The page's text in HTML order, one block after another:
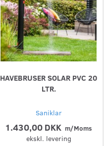
HAVEBRUSER SOLAR PVC 20
LTR.
Saniklar
1.430,00 DKK m/Moms
ekskl. levering